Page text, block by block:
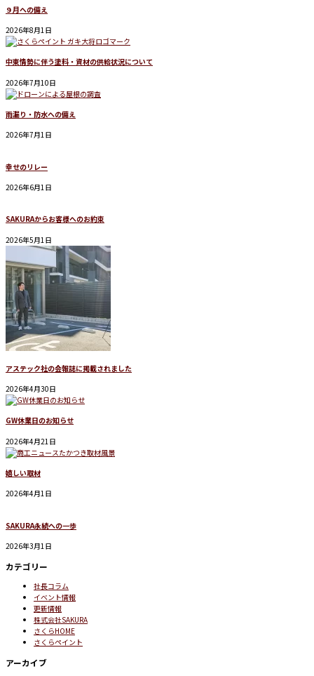
９月への備え
2026年8月1日
中東情勢に伴う塗料・資材の供給状況について
2026年7月10日
雨漏り・防水への備え
2026年7月1日
幸せのリレー
2026年6月1日
SAKURAからお客様へのお約束
2026年5月1日
アステック社の会報誌に掲載されました
2026年4月30日
GW休業日のお知らせ
2026年4月21日
嬉しい取材
2026年4月1日
SAKURA永続への一歩
2026年3月1日
カテゴリー
社長コラム
イベント情報
更新情報
株式会社SAKURA
さくらHOME
さくらペイント
アーカイブ